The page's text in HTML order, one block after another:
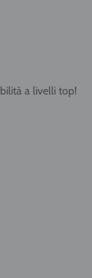
a livelli top!